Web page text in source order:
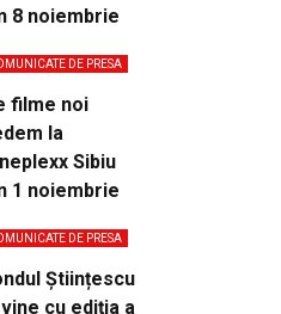
8 noiembrie
DE PRESA
filme noi
la
Sibiu
1 noiembrie
DE PRESA
Științescu
cu ediția a